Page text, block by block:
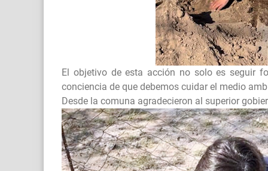
El objetivo de esta acción no solo es seguir
conciencia de que debemos cuidar el medio
Desde la comuna agradecieron al superior